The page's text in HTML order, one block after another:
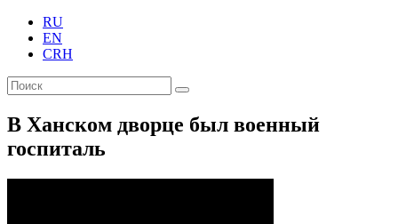
RU
EN
CRH
В Ханском дворце был военный
госпиталь